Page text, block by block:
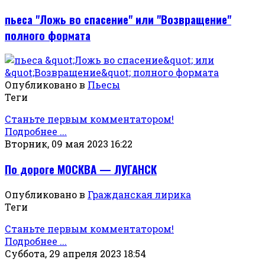
пьеса "Ложь во спасение" или "Возвращение"
полного формата
Опубликовано в Пьесы
Теги
Станьте первым комментатором!
Подробнее ...
Вторник, 09 мая 2023 16:22
По дороге МОСКВА — ЛУГАНСК
Опубликовано в Гражданская лирика
Теги
Станьте первым комментатором!
Подробнее ...
Суббота, 29 апреля 2023 18:54